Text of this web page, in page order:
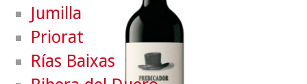
Jumilla
Priorat
Rías Baixas